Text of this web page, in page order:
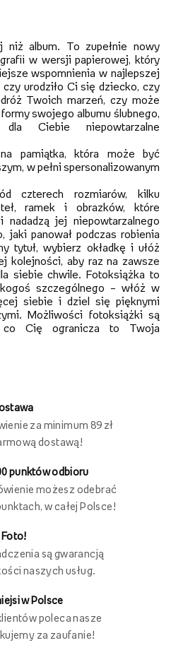
album. To zupełnie nowy
w wersji papierowej, który
wspomnienia w najlepszej
urodziło Ci się dziecko, czy
Twoich marzeń, czy może
swojego albumu ślubnego,
Ciebie niepowtarzalne
pamiątka, która może być
w pełni spersonalizowanym
czterech rozmiarów, kilku
ramek i obrazków, które
jej niepowtarzalnego
jaki panował podczas robienia
tytuł, wybierz okładkę i ułóż
kolejności, aby raz na zawsze
siebie chwile. Fotoksiążka to
szczególnego – włóż w
siebie i dziel się pięknymi
Możliwości fotoksiążki są
Cię ogranicza to Twoja
za minimum 89 zł
punktów odbioru
możesz odebrać
Foto!
są gwarancją
w Polsce
poleca nasze